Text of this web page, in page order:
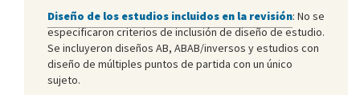
Diseño de los estudios incluidos en la revisión: No se
especificaron criterios de inclusión de diseño de estudio.
Se incluyeron diseños AB, ABAB/inversos y estudios con
diseño de múltiples puntos de partida con un único
sujeto.